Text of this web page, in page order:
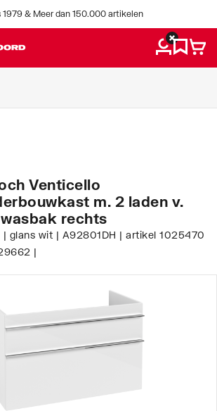
1979 & Meer dan 150.000 artikelen
Venticello
m. 2 laden v.
rechts
glans wit | A92801DH | artikel 1025470
|